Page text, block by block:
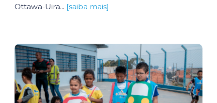
Ottawa-Uira... [saiba mais]